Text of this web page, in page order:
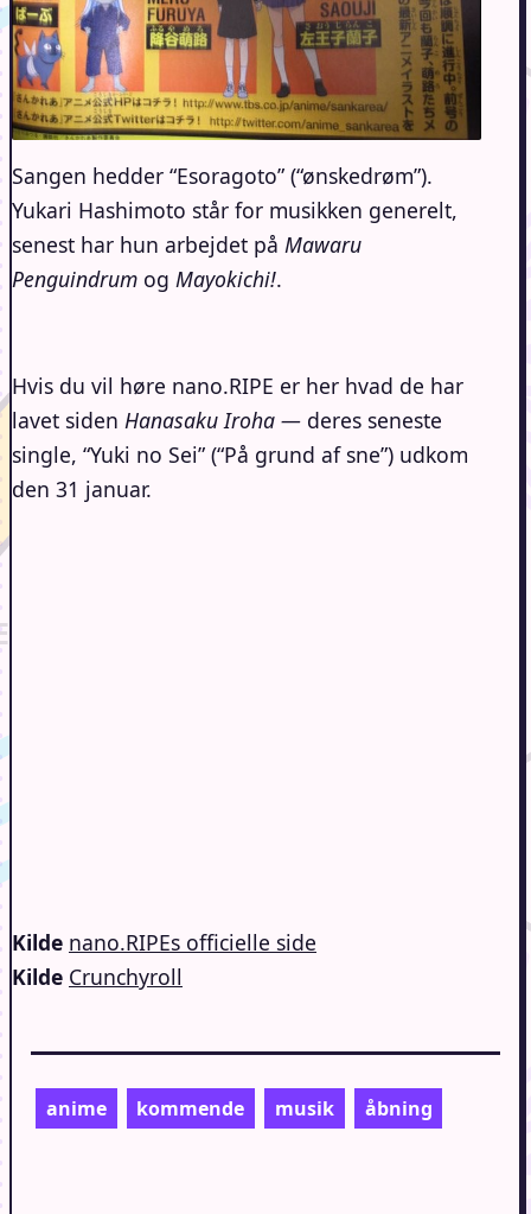
Sangen hedder “Esoragoto” (“ønskedrøm”).
Yukari Hashimoto står for musikken generelt,
senest har hun arbejdet på Mawaru
Penguindrum og Mayokichi!.
Hvis du vil høre nano.RIPE er her hvad de har
lavet siden Hanasaku Iroha — deres seneste
single, “Yuki no Sei” (“På grund af sne”) udkom
den 31 januar.
Kilde nano.RIPEs officielle side
Kilde Crunchyroll
anime kommende musik åbning